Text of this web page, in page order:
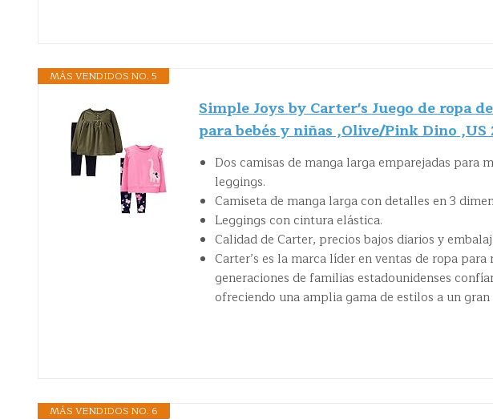
MÁS VENDIDOS NO. 5
Simple Joys by Carter's Juego de ropa
para bebés y niñas ,Olive/Pink Dino ,US
Dos camisas de manga larga emparejadas para
leggings.
Camiseta de manga larga con detalles en 3
Leggings con cintura elástica.
Calidad de Carter, precios bajos diarios y
Carter’s es la marca líder en ventas de ropa
generaciones de familias estadounidenses
ofreciendo una amplia gama de estilos a un
MÁS VENDIDOS NO. 6